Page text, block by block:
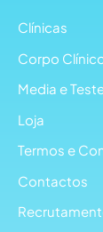
Clínicas
Corpo
Media e
Loja
Termos e
Contactos